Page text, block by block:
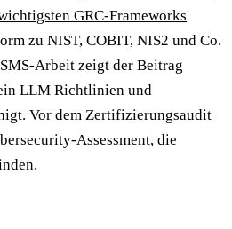
GRC-Frameworks
zu NIST, COBIT, NIS2 und Co.
Arbeit zeigt der Beitrag
LLM Richtlinien und
Vor dem Zertifizierungsaudit
Assessment, die